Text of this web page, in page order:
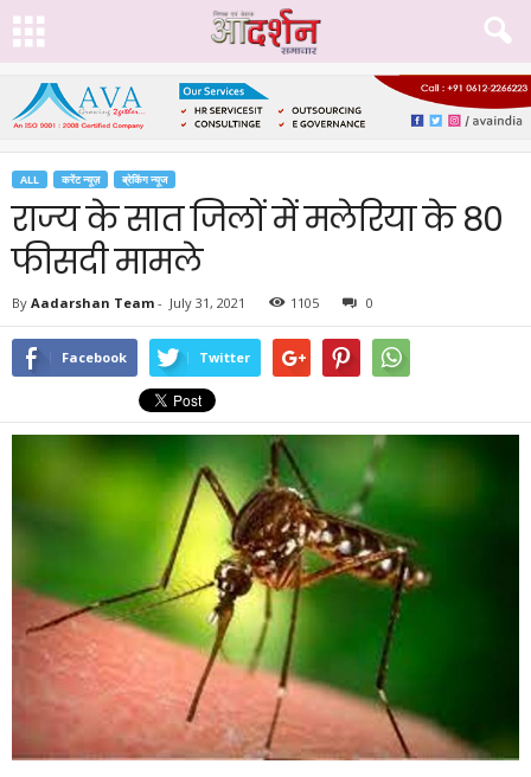
ALL करेंट न्यूज़ ब्रेकिंग न्यूज
राज्य के सात जिलों में मलेरिया के 80
फीसदी मामले
By Aadarshan Team - July 31, 2021 1105 0
Facebook Twitter